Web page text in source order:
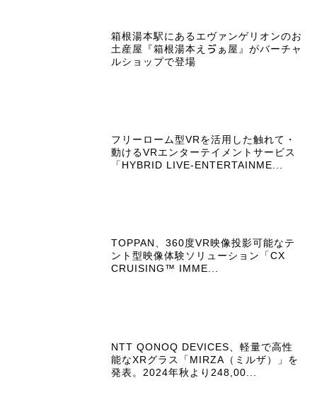
箱根湯本駅にあるエヴァンゲリオンのお
土産屋『箱根湯本えゔぁ屋』がバーチャ
ルショップで登場
フリーローム型VRを活用した触れて・
動けるVRエンターテイメントサービス
「HYBRID LIVE-ENTERTAINME...
TOPPAN、360度VR映像投影可能なテ
ント型映像体験ソリューション「CX
CRUISING™ IMME...
NTT QONOQ DEVICES、軽量で高性
能なXRグラス「MIRZA（ミルザ）」を
発表。2024年秋より248,00...